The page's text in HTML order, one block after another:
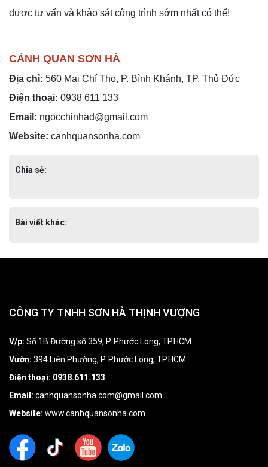
được tư vấn và khảo sát công trình sớm nhất có thể!
CẢNH QUAN SƠN HÀ
Địa chỉ: 560 Mai Chí Thọ, P. Bình Khánh, TP. Thủ Đức
Điện thoại: 0938 611 133
Email: ngocchinhad@gmail.com
Website: canhquansonha.com
Chia sẻ:
Bài viết khác:
CÔNG TY TNHH SƠN HÀ THỊNH VƯỢNG
V/p: Số 1B Đường số 359, P. Phước Long, TP.HCM
Vườn: 394 Liên Phường, P. Phước Long, TP.HCM
Điện thoại: 0938.611.133
Email: canhquansonha.com@gmail.com
Website: www.canhquansonha.com